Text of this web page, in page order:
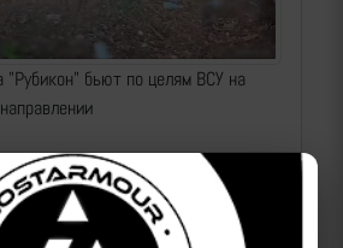
"Рубикон" бьют по целям ВСУ на
2026-08-07 | makpif |